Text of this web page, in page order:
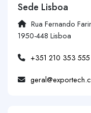
Sede Lisboa
Rua Fernando
1950-448 Lisboa
+351 210 353 555